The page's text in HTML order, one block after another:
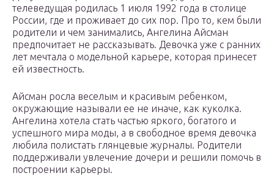
телеведущая родилась 1 июля 1992 года в столице
России, где и проживает до сих пор. Про то, кем были
родители и чем занимались, Ангелина Айсман
предпочитает не рассказывать. Девочка уже с ранних
лет мечтала о модельной карьере, которая принесет
ей известность.
Айсман росла веселым и красивым ребенком,
окружающие называли ее не иначе, как куколка.
Ангелина хотела стать частью яркого, богатого и
успешного мира моды, а в свободное время девочка
любила полистать глянцевые журналы. Родители
поддерживали увлечение дочери и решили помочь в
построении карьеры.